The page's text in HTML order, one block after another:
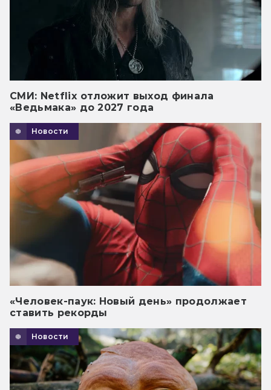
СМИ: Netflix отложит выход финала
«Ведьмака» до 2027 года
Новости
«Человек-паук: Новый день» продолжает
ставить рекорды
Новости